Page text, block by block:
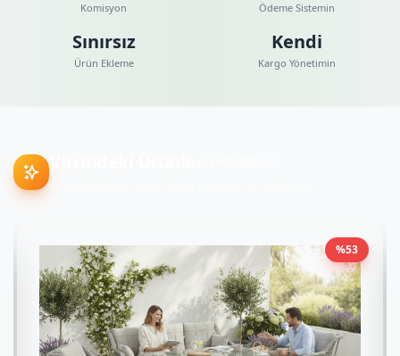
Komisyon Ödeme Sistemin
Sınırsız
Ürün Ekleme
Kendi
Kargo Yönetimin
%53